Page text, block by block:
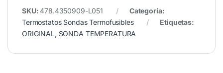
SKU:478.4350909-L051
Categoría:
Termostatos Sondas Termofusibles
Etiquetas:
ORIGINAL, SONDA TEMPERATURA